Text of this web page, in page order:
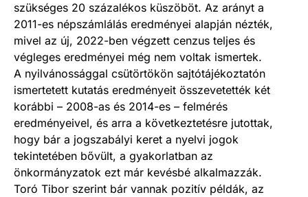
szükséges 20 százalékos küszöböt. Az arányt a
2011-es népszámlálás eredményei alapján nézték,
mivel az új, 2022-ben végzett cenzus teljes és
végleges eredményei még nem voltak ismertek.
A nyilvánossággal csütörtökön sajtótájékoztatón
ismertetett kutatás eredményeit összevetették két
korábbi – 2008-as és 2014-es – felmérés
eredményeivel, és arra a következtetésre jutottak,
hogy bár a jogszabályi keret a nyelvi jogok
tekintetében bővült, a gyakorlatban az
önkormányzatok ezt már kevésbé alkalmazzák.
Toró Tibor szerint bár vannak pozitív példák, az